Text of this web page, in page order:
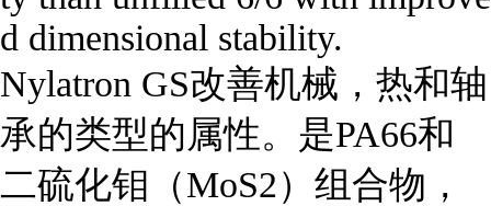
d dimensional stability.
Nylatron GS改善机械，热和轴
承的类型的属性。是PA66和
二硫化钼（MoS2）组合物，